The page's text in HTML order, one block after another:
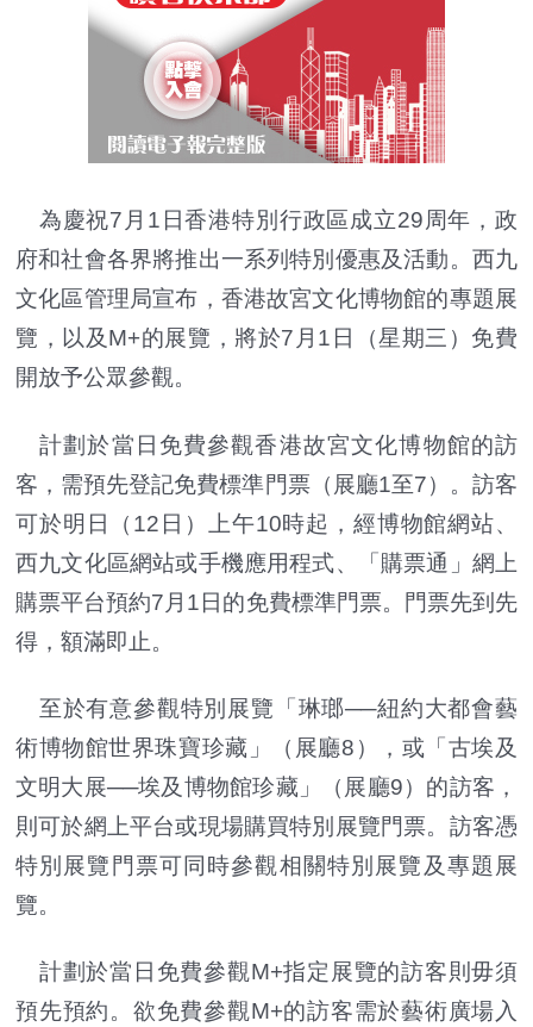
為慶祝7月1日香港特別行政區成立29周年，政
府和社會各界將推出一系列特別優惠及活動。西九
文化區管理局宣布，香港故宮文化博物館的專題展
覽，以及M+的展覽，將於7月1日（星期三）免費
開放予公眾參觀。
計劃於當日免費參觀香港故宮文化博物館的訪
客，需預先登記免費標準門票（展廳1至7）。訪客
可於明日（12日）上午10時起，經博物館網站、
西九文化區網站或手機應用程式、「購票通」網上
購票平台預約7月1日的免費標準門票。門票先到先
得，額滿即止。
至於有意參觀特別展覽「琳瑯──紐約大都會藝
術博物館世界珠寶珍藏」（展廳8），或「古埃及
文明大展──埃及博物館珍藏」（展廳9）的訪客，
則可於網上平台或現場購買特別展覽門票。訪客憑
特別展覽門票可同時參觀相關特別展覽及專題展
覽。
計劃於當日免費參觀M+指定展覽的訪客則毋須
預先預約。欲免費參觀M+的訪客需於藝術廣場入